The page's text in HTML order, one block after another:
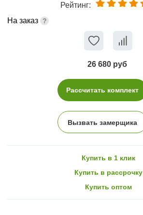
Рейтинг:
На заказ
26 680 руб
Рассчитать комплект
Вызвать замерщика
Купить в 1 клик
Купить в рассрочку
Купить оптом